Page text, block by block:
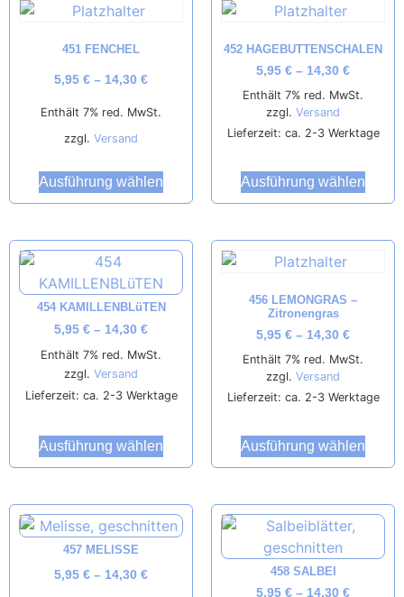
451 FENCHEL
5,95 € – 14,30 €
Enthält 7% red. MwSt.
zzgl. Versand
Ausführung wählen
452 HAGEBUTTENSCHALEN
5,95 € – 14,30 €
Enthält 7% red. MwSt.
zzgl. Versand
Lieferzeit: ca. 2-3 Werktage
Ausführung wählen
454 KAMILLENBLüTEN
5,95 € – 14,30 €
Enthält 7% red. MwSt.
zzgl. Versand
Lieferzeit: ca. 2-3 Werktage
Ausführung wählen
456 LEMONGRAS –
Zitronengras
5,95 € – 14,30 €
Enthält 7% red. MwSt.
zzgl. Versand
Lieferzeit: ca. 2-3 Werktage
Ausführung wählen
457 MELISSE
5,95 € – 14,30 €
458 SALBEI
5,95 € – 14,30 €